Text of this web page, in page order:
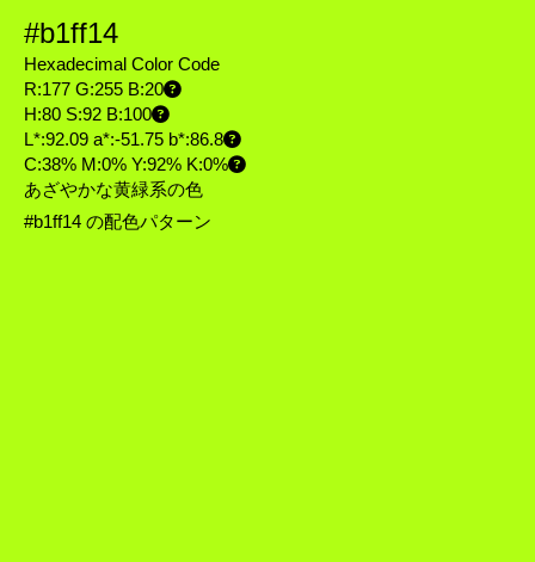
#b1ff14
Hexadecimal Color Code
R:177 G:255 B:20
H:80 S:92 B:100
L*:92.09 a*:-51.75 b*:86.8
C:38% M:0% Y:92% K:0%
あざやかな黄緑系の色
#b1ff14 の配色パターン